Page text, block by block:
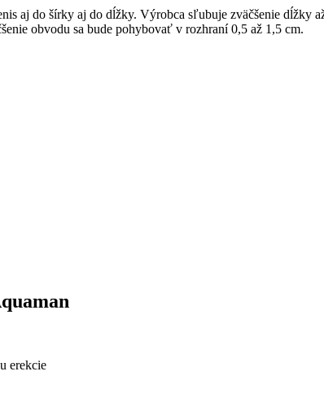
aj do šírky aj do dĺžky. Výrobca sľubuje zväčšenie dĺžky
obvodu sa bude pohybovať v rozhraní 0,5 až 1,5 cm.
erekcie